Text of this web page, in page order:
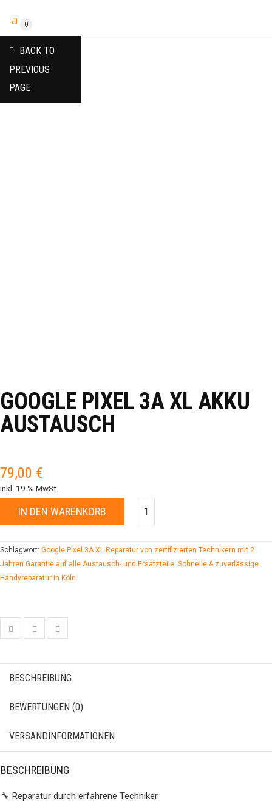
0
BACK TO
PREVIOUS
PAGE
GOOGLE PIXEL 3A XL AKKU
AUSTAUSCH
79,00 €
inkl. 19 % MwSt.
IN DEN WARENKORB
Schlagwort: Google Pixel 3A XL Reparatur von zertifizierten Technikern mit 2
Jahren Garantie auf alle Austausch- und Ersatzteile. Schnelle & zuverlässige
Handyreparatur in Köln.
BESCHREIBUNG
BEWERTUNGEN (0)
VERSANDINFORMATIONEN
BESCHREIBUNG
🔧 Reparatur durch erfahrene Techniker